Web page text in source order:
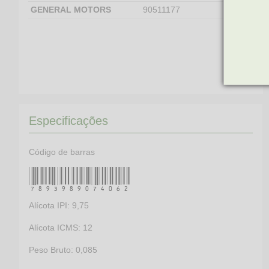
GENERAL MOTORS 90511177
Especificações
Código de barras
7893989074062
Alícota IPI: 9,75
Alícota ICMS: 12
Peso Bruto: 0,085